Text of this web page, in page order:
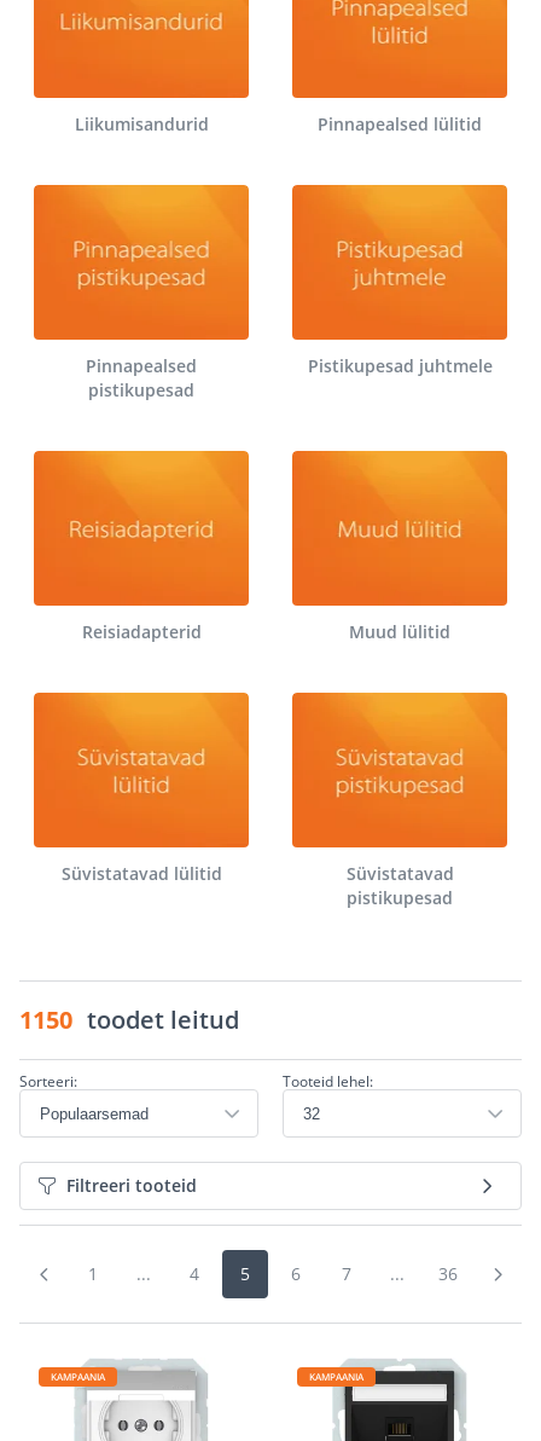
Liikumisandurid Pinnapealsed lülitid
Pinnapealsed
pistikupesad
Pistikupesad juhtmele
Reisiadapterid Muud lülitid
Süvistatavad lülitid
Süvistatavad
pistikupesad
1150 toodet leitud
Sorteeri: Tooteid lehel:
Filtreeri tooteid
1 ... 4 5 6 7 ... 36
KAMPAANIA KAMPAANIA